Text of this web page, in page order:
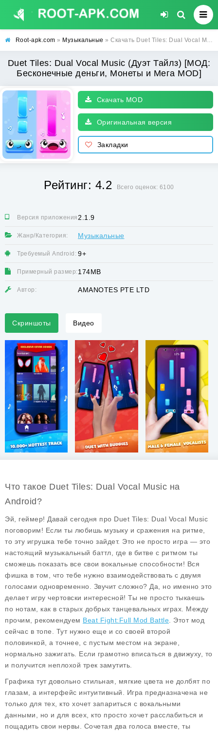
Root-apk.com » Музыкальные » Скачать Duet Tiles: Dual Vocal Music (Дуэт Тайлз) [МОД: Бесконечные деньги, Монеты и Мега MOD] | Взлом Duet Tiles: Dual Vocal Music на Андроид
Duet Tiles: Dual Vocal Music (Дуэт Тайлз) [МОД:
Бесконечные деньги, Монеты и Мега MOD]
Скачать MOD
Оригинальная версия
Закладки
Рейтинг: 4.2 Всего оценок: 6100
Версия приложения:2.1.9
Жанр/Категория: Музыкальные
Требуемый Android: 9+
Примерный размер: 174MB
Автор: AMANOTES PTE LTD
Скриншоты Видео
Что такое Duet Tiles: Dual Vocal Music на
Android?
Эй, геймер! Давай сегодня про Duet Tiles: Dual Vocal Music
поговорим! Если ты любишь музыку и сражения на ритме,
то эту игрушка тебе точно зайдет. Это не просто игра — это
настоящий музыкальный баттл, где в битве с ритмом ты
сможешь показать все свои вокальные способности! Вся
фишка в том, что тебе нужно взаимодействовать с двумя
голосами одновременно. Звучит сложно? Да, но именно это
делает игру чертовски интересной! Ты не просто тыкаешь
по нотам, как в старых добрых танцевальных играх. Между
прочим, рекомендуем Beat Fight:Full Mod Battle . Этот мод
сейчас в топе. Тут нужно еще и со своей второй
половинкой, а точнее, с пустым местом на экране,
нормально зажигать. Если грамотно вписаться в движуху, то
и получится неплохой трек замутить.
Графика тут довольно стильная, мягкие цвета не долбят по
глазам, а интерфейс интуитивный. Игра предназначена не
только для тех, кто хочет запариться с вокальными
данными, но и для всех, кто просто хочет расслабиться и
пощадить свои нервы. Сочетая два голоса вместе, ты